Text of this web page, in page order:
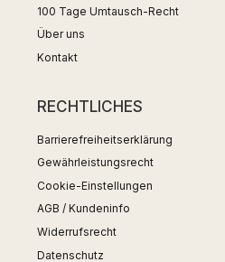
100 Tage Umtausch-Recht
Über uns
Kontakt
RECHTLICHES
Barrierefreiheitserklärung
Gewährleistungsrecht
Cookie-Einstellungen
AGB / Kundeninfo
Widerrufsrecht
Datenschutz